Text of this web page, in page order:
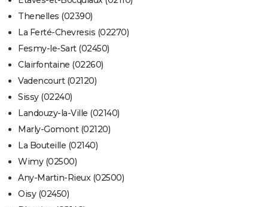
Thenelles (02390)
La Ferté-Chevresis (02270)
Fesmy-le-Sart (02450)
Clairfontaine (02260)
Vadencourt (02120)
Sissy (02240)
Landouzy-la-Ville (02140)
Marly-Gomont (02120)
La Bouteille (02140)
Wimy (02500)
Any-Martin-Rieux (02500)
Oisy (02450)